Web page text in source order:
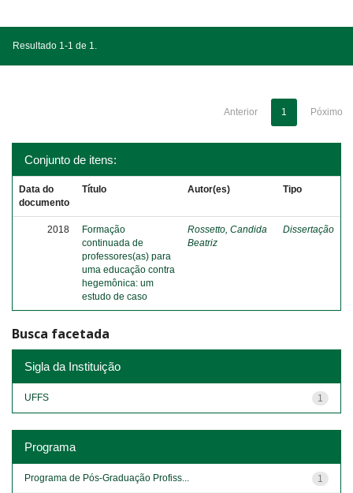
Resultado 1-1 de 1.
Anterior 1 Póximo
Conjunto de itens:
Data do
documento
Título Autor(es) Tipo
2018
Formação
continuada de
professores(as) para
uma educação contra
hegemônica: um
estudo de caso
Rossetto, Candida
Beatriz
Dissertação
Busca facetada
Sigla da Instituição
1
UFFS
Programa
1
Programa de Pós-Graduação Profiss...